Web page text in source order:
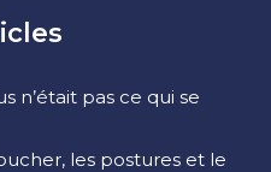
n’était pas ce qui se
les postures et le